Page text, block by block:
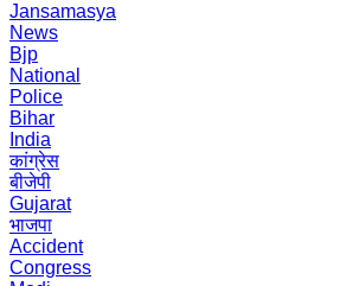
Jansamasya
News
Bjp
National
Police
Bihar
India
कांग्रेस
बीजेपी
Gujarat
भाजपा
Accident
Congress